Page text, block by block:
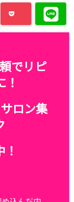
でリピ
ロン集